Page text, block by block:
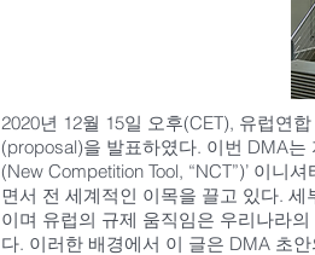
2020년 12월 15일 오후(CET), 유럽연
(proposal)을 발표하였다. 이번 DMA는
(New Competition Tool, “NCT”)’ 이니
면서 전 세계적인 이목을 끌고 있다.
이며 유럽의 규제 움직임은 우리나라
다. 이러한 배경에서 이 글은 DMA 초